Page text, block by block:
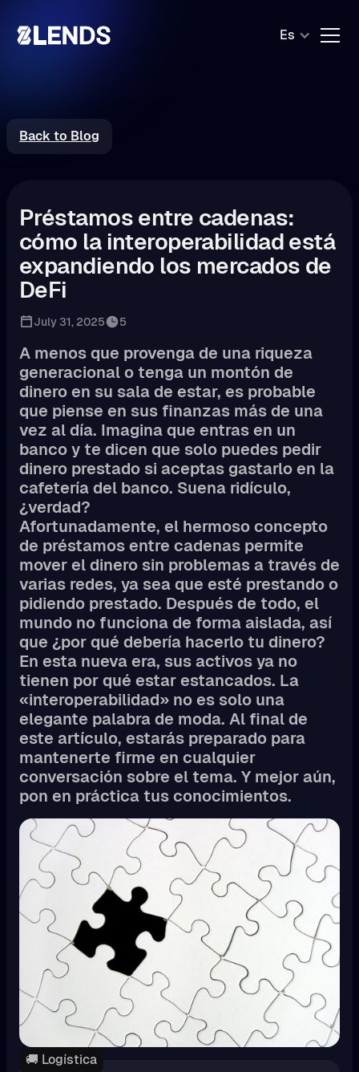
Es
Back to Blog
Préstamos entre cadenas:
cómo la interoperabilidad está
expandiendo los mercados de
DeFi
July 31, 2025 5
A menos que provenga de una riqueza
generacional o tenga un montón de
dinero en su sala de estar, es probable
que piense en sus finanzas más de una
vez al día. Imagina que entras en un
banco y te dicen que solo puedes pedir
dinero prestado si aceptas gastarlo en la
cafetería del banco. Suena ridículo,
¿verdad?
Afortunadamente, el hermoso concepto
de préstamos entre cadenas permite
mover el dinero sin problemas a través de
varias redes, ya sea que esté prestando o
pidiendo prestado. Después de todo, el
mundo no funciona de forma aislada, así
que ¿por qué debería hacerlo tu dinero?
En esta nueva era, sus activos ya no
tienen por qué estar estancados. La
«interoperabilidad» no es solo una
elegante palabra de moda. Al final de
este artículo, estarás preparado para
mantenerte firme en cualquier
conversación sobre el tema. Y mejor aún,
pon en práctica tus conocimientos.
🚚 Logística